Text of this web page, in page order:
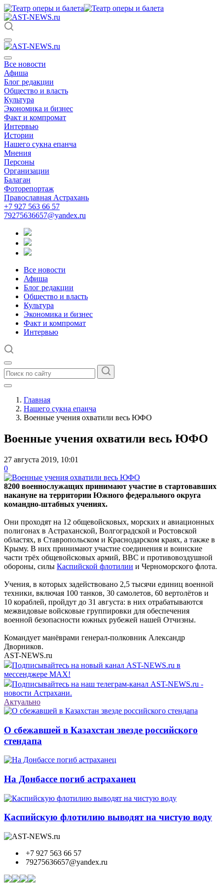
Все новости
Афиша
Блог редакции
Общество и власть
Культура
Экономика и бизнес
Факт и компромат
Интервью
Истории
Нашего сукна епанча
Мнения
Персоны
Организации
Балаган
Фоторепортаж
Православная Астрахань
+7 927 563 66 57
79275636657@yandex.ru
Все новости
Афиша
Блог редакции
Общество и власть
Культура
Экономика и бизнес
Факт и компромат
Интервью
Главная
Нашего сукна епанча
Военные учения охватили весь ЮФО
Военные учения охватили весь ЮФО
27 августа 2019, 10:01
0
8200 военнослужащих принимают участие в стартовавших
накануне на территории Южного федерального округа
командно-штабных учениях.
Они проходят на 12 общевойсковых, морских и авиационных
полигонах в Астраханской, Волгоградской и Ростовской
областях, в Ставропольском и Краснодарском краях, а также в
Крыму. В них принимают участие соединения и воинские
части трёх общевойсковых армий, ВВС и противовоздушной
обороны, силы Каспийской флотилии и Черноморского флота.
Учения, в которых задействовано 2,5 тысячи единиц военной
техники, включая 100 танков, 30 самолетов, 60 вертолётов и
10 кораблей, пройдут до 31 августа: в них отрабатываются
межвидовые войсковые группировки для обеспечения
военной безопасности южных рубежей нашей Отчизны.
Командует манёврами генерал-полковник Александр
Дворников.
AST-NEWS.ru
Подписывайтесь на новый канал AST-NEWS.ru в
мессенджере MAX!
Подписывайтесь на наш телеграм-канал AST-NEWS.ru -
новости Астрахани.
Актуально
О сбежавшей в Казахстан звезде российского
стендапа
На Донбассе погиб астраханец
Каспийскую флотилию выводят на чистую воду
+7 927 563 66 57
79275636657@yandex.ru